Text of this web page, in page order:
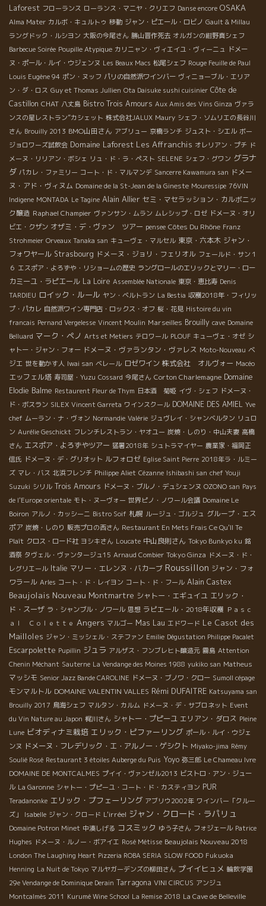
Laforest フローランス ローランス・マニヤ・クリエフ Danse encore OSAKA
Alma Mater カルボ・キュルトゥ 移動 ジャン・ピエール・ロビノ Gault & Millau
ラングドック・ルシヨン 大阪の今尾さん 勝山晋作死去 オルガンの紺野真シェフ
Barbecue Soirée Poupille Atypique カリニャン・ヴィエイユ・ヴィーニュ ドメー
ヌ・ポール・ルイ・ウジェンヌ Les Beaux Macs 松尾シェフ Rouge Feuille de Paul
Louis Eugène 94 ポン・ヌッフ パリの自然派ワインバー ヴィニョーブル・エリア
ン・ダ・ロス Guy et Thomas Jullien Ota Daisuke sushi cuisinier Côte de
Castillon CHAT 八丈島 Bistro Trois Amours Aux Amis des Vins Ginza ヴァラ
ンスの星レストラン”カシェット 株式会社JALUX Maury シェフ・ソムリエの長谷川
さん Brouilly 2013 BMO山田さん アブリュー 京橋ランチ ジュスト・シエル ボー
ジョロワーズ試飲会 Domaine Laforest Les Affranchis オレリアン・プチ ド
メーヌ・リリアン・ボシェ リュ・ド・ラ・ペスト SELENE シェフ・グワン グラナ
ダ パカレ・ファミリー コート・ド・マルマンデ Sancerre Kawamura san ドメー
ヌ・アド・ヴィヌム Domaine de la St-Jean de la Gineste Mouressipe 76VIN
Indigene MONTADA Le Tagine Alain Allier セミ・マセラッション・カルボニッ
ク醸造 Raphael Champier ヴァンサン・ムラン ムレシップ・ロゼ ドメーヌ・オリ
ビエ・クザン オザミ・デ・ヴァン ツアー pensee Côtes Du Rhône Franz
Strohmeier Orveaux Tanaka san キューヴェ・マルセル 東京・六本木 ジャン・
フォワヤール Strasbourg ドメーヌ・ジョリ・フェリオル フェールド・サン１
６ エスポア・よろずや・リショームの歴史 ラングロールのエリックとマリー・ロー
カミーユ・ラピエール La Loire Assemblée Nationale 東京・恵比寿 Denis
TARDIEU ロイック・ルール ヤン・ベルトラン La Bestia 収穫2018年・フィリッ
プ・パカレ 自然派ワイン専門店・ロックス・オフ 桜・花見 Histoire du vin
francais Pernand Vergelesse Vincent Moulin Marseilles Brouilly cave Domaine
Belluard マーク・ペノ Arts et Metiers テロワール PLOUF キューヴェ・オゼ シ
ャトー・ジャン・フォー ドメーヌ・ヴァランタン・ヴァレス Moto-Nouveau ベ
ジエ 世を動かす人 Iwai san ベレール ロゼワイン 株式会社 オルヴォー Macéo
エッフェル塔 寿司屋・Yuzu Cossard 今尾さん Corton Charlemagne Domaine
Elodie Balme Restaurent Fleur de Thym 日本酒 菊姫 イヴ・シェフ ドメーヌ・
ド・ボスラン SILEX Vincent Garreta ワインスクール DOMAINE DES AMIEL Yve
chef ムーラン・ナ・ヴォン Normandie Valérie ジュヴレイ・シャンベルタン リュロ
ン Aurélie Geschickt フレンチレストラン・ヤオユー 炭焼・しのり・中山夫妻 高橋
さん エスポア・よろずやツアー 猛暑2018年 シュトラマイヤー 農業家・福岡正
信氏 ドメーヌ・デ・グリオット ルフォロゼ Eglise Saint Pierre 2018年ラ・ルミー
ズ マレ・バス 北浜フレンチ Philippe Aliet Cézanne Ishibashi san chef Youji
Suzuki シリル Trois Amours ドメーヌ・ブルノ・デュシェンヌ OZONO san Pays
de l'Europe orientale モト・ヌーヴォー 世界ピノ・ノワール会議 Domaine Le
Boiron アルノ・カッシーニ Bistro Soif 札幌 ルージュ・ゴルジュ グループ・エス
ポア 炭焼・しのり 販売プロの西さん Restaurant En Mets Frais Ce Qu'Il Te
Plaît クロス・ロード社 ヨシキさん Loucate 中山良則さん Tokyo Bunkyo ku 銘
酒祭 タヴェル・ヴァンタージュ15 Arnaud Combier Tokyo Ginza ドメーヌ・ド・
レグリエール Italie マリー・エレンヌ・バカーブ Roussillon ジャン・フォ
ワラール Arles コート・ド・レイヨン コート・ド・フール Alain Castex
Beaujolais Nouveau Montmartre シャトー・エギュイユ エリック・
ド・スーザ ラ・シャンブル・ノワール 思想 ラピエール・2018年収穫 Ｐａｓｃ
ａｌ Ｃｏｌｅｔｔｅ Angers マルゴー Mas Lau エドワード Le Casot des
Mailloles ジャン・ミッシェル・ステファン Emilie Dégustation Philippe Pacalet
Escarpolette Pupillin ジュラ アルザス・フンブレヒト醸造元 霧島 Attention
Chenin Méchant Sauterne La Vendange des Moines 1988 yukiko san Matheus
マッシモ Senior Jazz Bande CAROLINE ドメーヌ・ブノワ・クロー Sumoll cépage
モンマルトル DOMAINE VALENTIN VALLES Rémi DUFAITRE Katsuyama san
Brouilly 2017 鳥海シェフ マルタン・カルム ドメーヌ・デ・サブロネット Event
du Vin Nature au Japon 梶川さん シャトー・プピーユ エリアン・ダロス Pleine
Lune ビオディナミ栽培 エリック・ピファーリング ポール・ルイ・ウジェ
ンヌ ドメーヌ・フレデリック・エ・アルノー・ゲシクト Miyako-jima Rémy
Soulié Rosé Restaurant 3 étoiles Auberge du Puis Yoyo 弥三郎 Le Chameau Ivre
DOMAINE DE MONTCALMES プイイ・ヴァンゼル2013 ビストロ・アン・ジュー
ル La Garonne シャトー・プピーユ・コート・ド・カスティヨン PUR
Teradanonke エリック・プフェーリング アブリウ2002年 ワインバー「クルー
ズ」
Isabelle ジャン・クロード L'irréel ジャン・クロード・ラパリュ
Domaine Potron Minet 中湊しげる コスミック ゆう子さん フォジェール Patrice
Hughes ドメーヌ・ルノー・ボアイエ Rosé Métisse Beaujolais Nouveau 2018
London The Laughing Heart Pizzeria ROBA SERIA SLOW FOOD Fukuoka
Henning La Nuit de Tokyo マルヤガーデンズの柳田さん プイイヒュメ 輪飲学園
29e Vendange de Dominique Derain Tarragona VINI CIRCUS アンジュ
Montcalmès 2011 Kurumé Wine School La Remise 2018 La Cave de Belleville